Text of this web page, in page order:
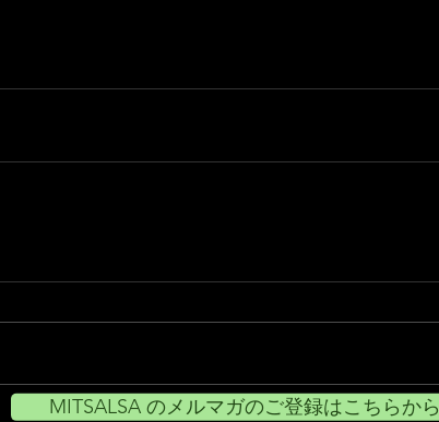
MITSALSA のメルマガのご登録はこちらから